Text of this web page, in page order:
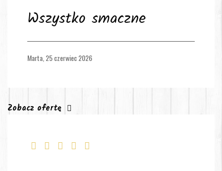
Wszystko smaczne
Marta, 25 czerwiec 2026
Zobacz ofertę